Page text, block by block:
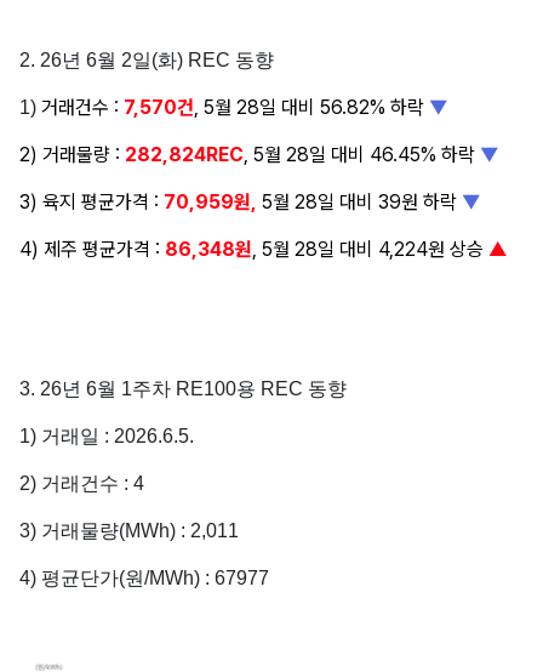
2. 26년 6월 2일(화) REC 동향
1) 거래건수 : 7,570건, 5월 28일 대비 56.82% 하락 ▼
2) 거래물량 : 282,824REC, 5월 28일 대비 46.45% 하락 ▼
3) 육지 평균가격 : 70,959원, 5월 28일 대비 39원 하락 ▼
4) 제주 평균가격 : 86,348원, 5월 28일 대비 4,224원 상승 ▲
3. 26년 6월 1주차 RE100용 REC 동향
1) 거래일 : 2026.6.5.
2) 거래건수 : 4
3) 거래물량(MWh) : 2,011
4) 평균단가(원/MWh) : 67977